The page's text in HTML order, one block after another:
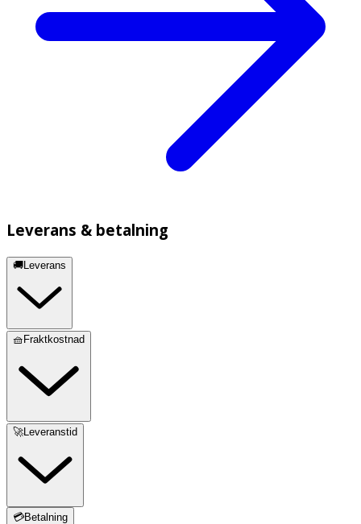
Leverans & betalning
🚚Leverans
🧺Fraktkostnad
🚀Leveranstid
💳Betalning